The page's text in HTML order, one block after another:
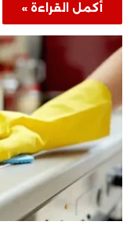
أكمل القراءة »